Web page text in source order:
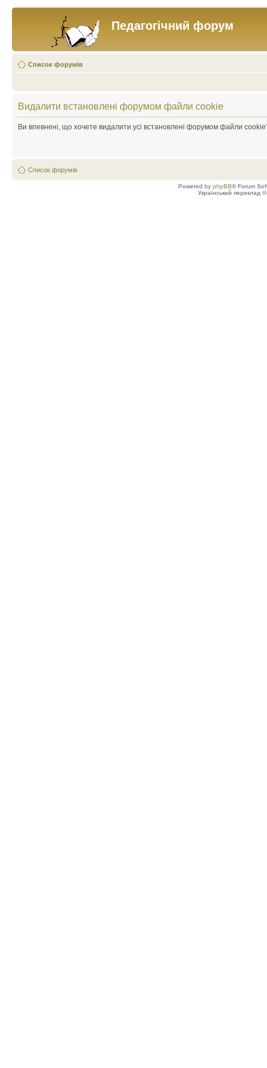
Педагогічний форум
Список форумів
Видалити встановлені форумом файли cookie
Ви впевнені, що хочете видалити усі встановлені форумом файли
Список форумів
Powered by phpBB® Forum
Український переклад